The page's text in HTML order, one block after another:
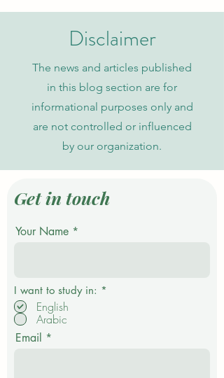
probabilistischen
zu
Disclaimer
The news and articles published
in this blog section are for
informational purposes only and
are not controlled or influenced
by our organization.
Get in touch
Your Name
I want to study in: *
English
Arabic
Email